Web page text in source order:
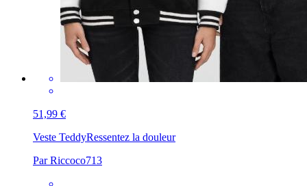
51,99 €
Veste TeddyRessentez la douleur
Par Riccoco713